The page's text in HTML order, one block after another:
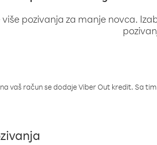
pozivanja za manje novca.
vaš račun se dodaje Viber Out kredit. Sa